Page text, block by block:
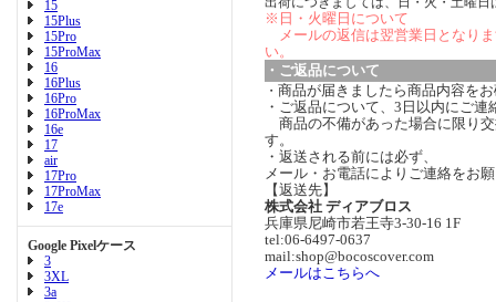
15
15Plus
15Pro
15ProMax
16
16Plus
16Pro
16ProMax
16e
17
air
17Pro
17ProMax
17e
Google Pixelケース
3
3XL
3a
※日・火曜日について
メールの返信は翌営業日となり
い。
・ご返品について
・ 商品が届きましたら商品内容を
・ご返品について、3日以内にご連
商品の不備があった場合に限り
す。
・返送される前には必ず、
メール・お電話によりご連絡をお
【返送先】
株式会社 ディアブロス
兵庫県尼崎市若王寺3-30-16 1F
tel:06-6497-0637
mail:shop@bocoscover.com
メールはこちらへ